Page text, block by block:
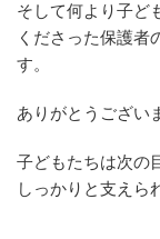
そして何より子ど
くださった保護者
す。
ありがとうござい
子どもたちは次の
しっかりと支えら